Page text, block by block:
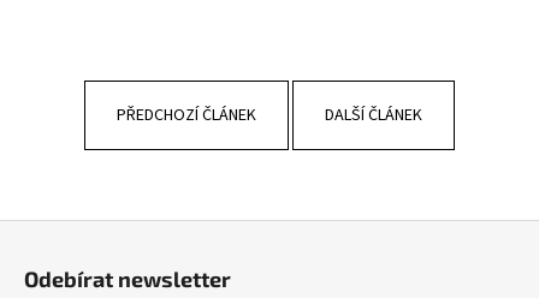
PŘEDCHOZÍ ČLÁNEK DALŠÍ ČLÁNEK
Odebírat newsletter